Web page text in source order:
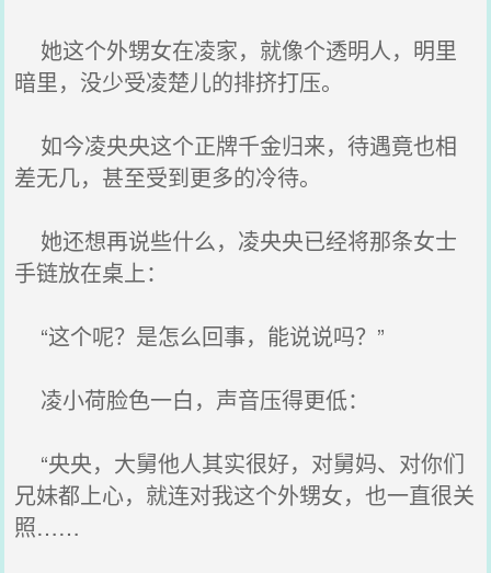
她这个外甥女在凌家，就像个透明人，明里
暗里，没少受凌楚儿的排挤打压。
如今凌央央这个正牌千金归来，待遇竟也相
差无几，甚至受到更多的冷待。
她还想再说些什么，凌央央已经将那条女士
手链放在桌上：
“这个呢？是怎么回事，能说说吗？”
凌小荷脸色一白，声音压得更低：
“央央，大舅他人其实很好，对舅妈、对你们
兄妹都上心，就连对我这个外甥女，也一直很关
照……